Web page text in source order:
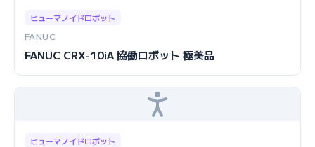
ヒューマノイドロボット
FANUC
FANUC CRX-10iA 協働ロボット 極美品
ヒューマノイドロボット